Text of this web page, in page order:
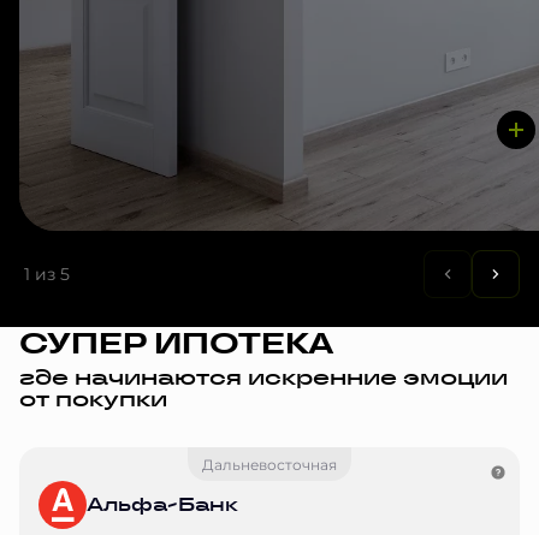
1 из 5
СУПЕР ИПОТЕКА
где начинаются искренние эмоции
от покупки
Дальневосточная
Альфа-Банк